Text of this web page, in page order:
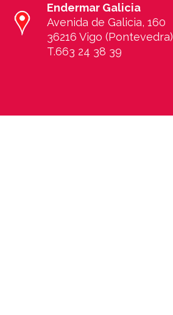
Endermar Galicia
Avenida de Galicia, 160
36216 Vigo (Pontevedra)
T.663 24 38 39